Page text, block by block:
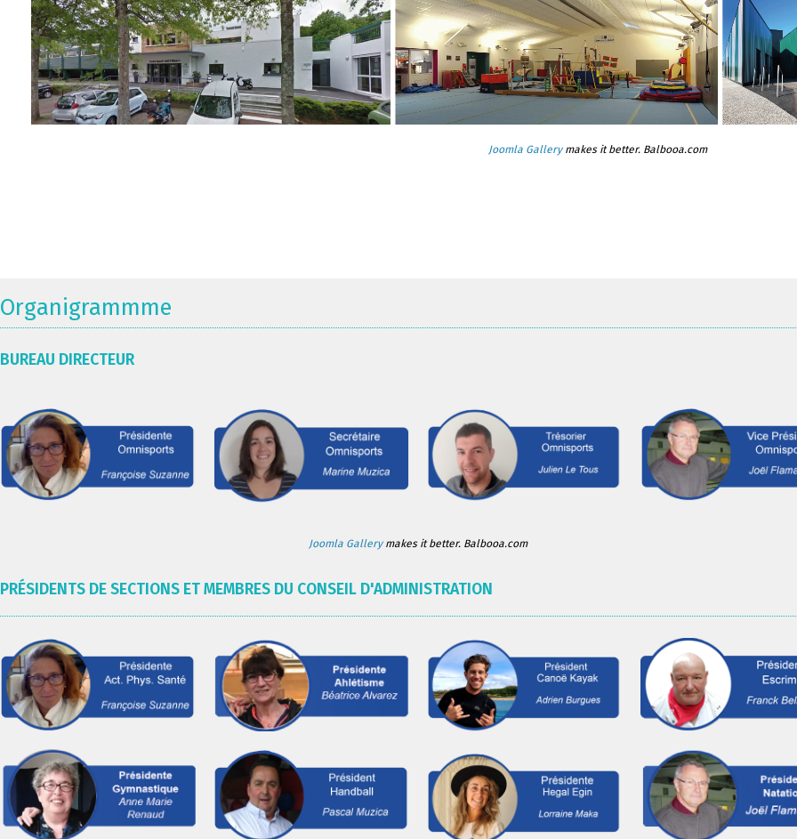
Joomla Gallerymakes it better. Balbooa.com
Organigrammme
BUREAU DIRECTEUR
Joomla Gallerymakes it better. Balbooa.com
PRÉSIDENTS DE SECTIONS ET MEMBRES DU CONSEIL D'ADMINISTRATION